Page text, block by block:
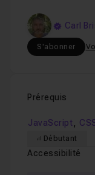
Carl
S'abonner
Prérequis
JavaScript,
Débutant
Accessibilité